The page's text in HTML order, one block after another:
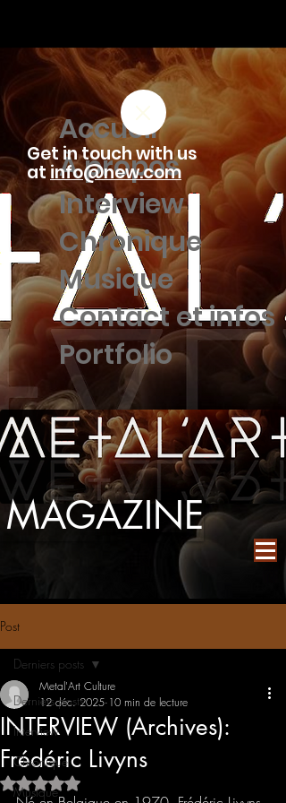
Accueil
À propos
Interview
Chronique
Musique
Contact et infos
Portfolio
Get in touch with us
atinfo@new.com
MAGAZINE
Post
Derniers posts
Interview
Chronique
Musique
Derniers posts
INTERVIEW (Archives):
Frédéric Livyns
Metal'Art Culture
12 déc. 2025 10 min de lecture
Noté NaN étoiles sur 5.